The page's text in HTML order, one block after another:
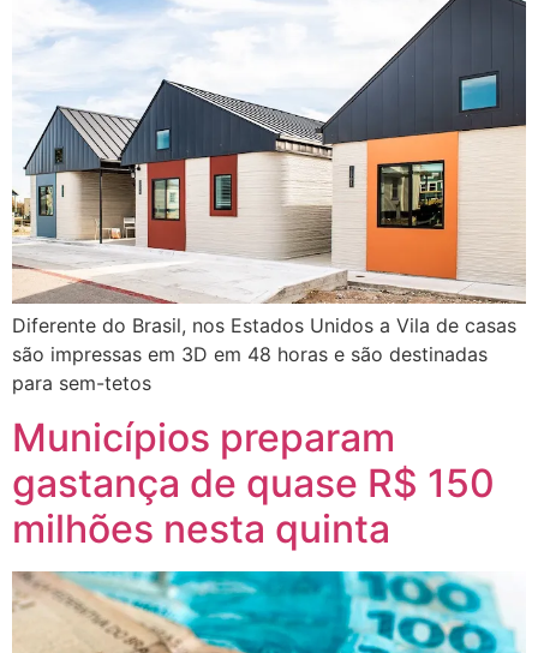
Diferente do Brasil, nos Estados Unidos a Vila de casas
são impressas em 3D em 48 horas e são destinadas
para sem-tetos
Municípios preparam
gastança de quase R$ 150
milhões nesta quinta